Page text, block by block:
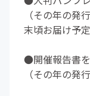
（その年の発
末頃お届け予定
●開催報告書
（その年の発